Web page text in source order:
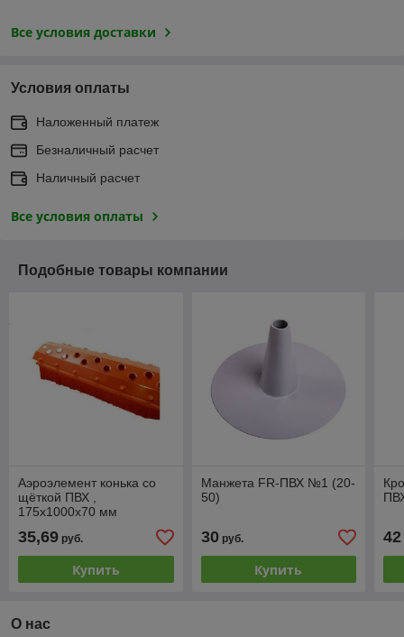
Все условия доставки
Условия оплаты
Наложенный платеж
Безналичный расчет
Наличный расчет
Все условия оплаты
Подобные товары компании
Аэроэлемент конька со
щёткой ПВХ ,
175х1000х70 мм
35,69 руб.
Купить
Манжета FR-ПВХ №1 (20-
50)
30руб.
Купить
42
О нас